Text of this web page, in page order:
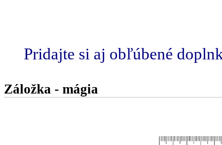
Pridajte si aj obľúbené
Záložka - mágia